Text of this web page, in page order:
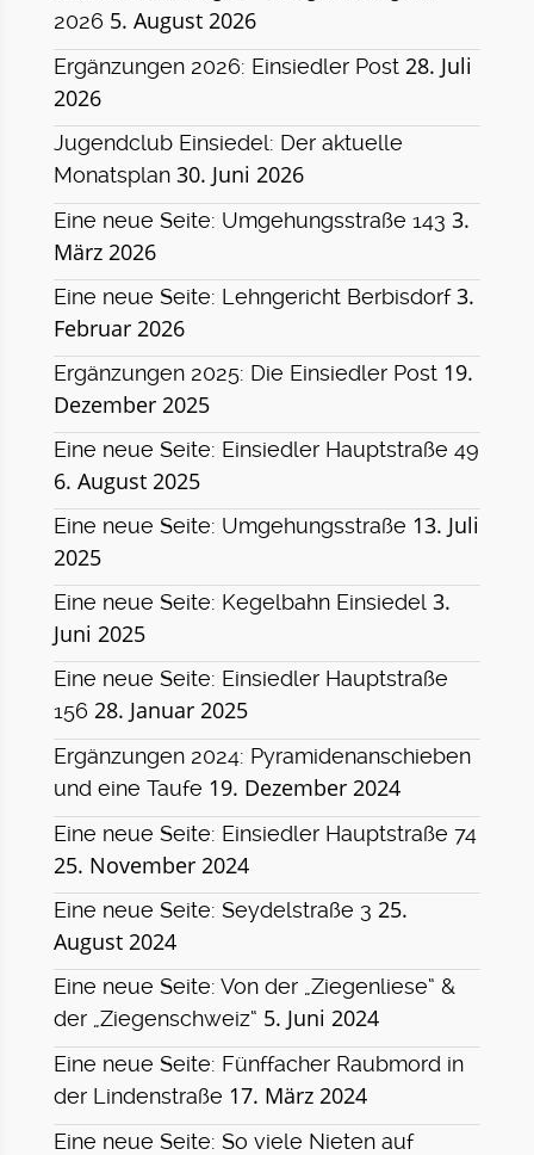
2026 5. August 2026
Ergänzungen 2026: Einsiedler Post 28. Juli
2026
Jugendclub Einsiedel: Der aktuelle
Monatsplan 30. Juni 2026
Eine neue Seite: Umgehungsstraße 143 3.
März 2026
Eine neue Seite: Lehngericht Berbisdorf 3.
Februar 2026
Ergänzungen 2025: Die Einsiedler Post 19.
Dezember 2025
Eine neue Seite: Einsiedler Hauptstraße 49
6. August 2025
Eine neue Seite: Umgehungsstraße 13. Juli
2025
Eine neue Seite: Kegelbahn Einsiedel 3.
Juni 2025
Eine neue Seite: Einsiedler Hauptstraße
156 28. Januar 2025
Ergänzungen 2024: Pyramidenanschieben
und eine Taufe 19. Dezember 2024
Eine neue Seite: Einsiedler Hauptstraße 74
25. November 2024
Eine neue Seite: Seydelstraße 3 25.
August 2024
Eine neue Seite: Von der „Ziegenliese“ &
der „Ziegenschweiz“ 5. Juni 2024
Eine neue Seite: Fünffacher Raubmord in
der Lindenstraße 17. März 2024
Eine neue Seite: So viele Nieten auf